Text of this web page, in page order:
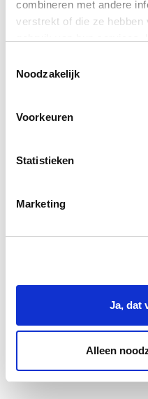
combineren met andere
verstrekt of die ze
onze cookies als je onze
Noodzakelijk
Voorkeuren
Statistieken
Marketing
Ja, dat
Alleen
Vloer
Wat je moet doen
Welke materialen je